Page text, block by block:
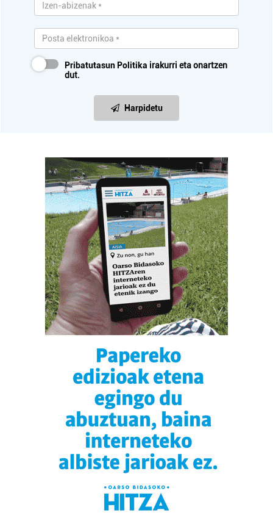
Pribatutasun Politika irakurri eta onartzen
dut.
Harpidetu